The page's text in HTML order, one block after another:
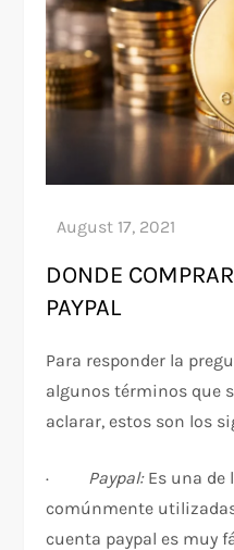
DONDE
PAYPAL
Para responder la
algunos términos que
aclarar, estos son los
· Paypal:Es una de
comúnmente
cuenta paypal es muy